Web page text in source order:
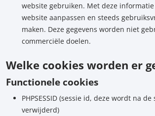
website gebruiken. Met deze
website aanpassen en steeds
maken. Deze gegevens worden niet
commerciële doelen.
Welke cookies worden er
Functionele cookies
PHPSESSID (sessie id, deze wordt na
verwijderd)